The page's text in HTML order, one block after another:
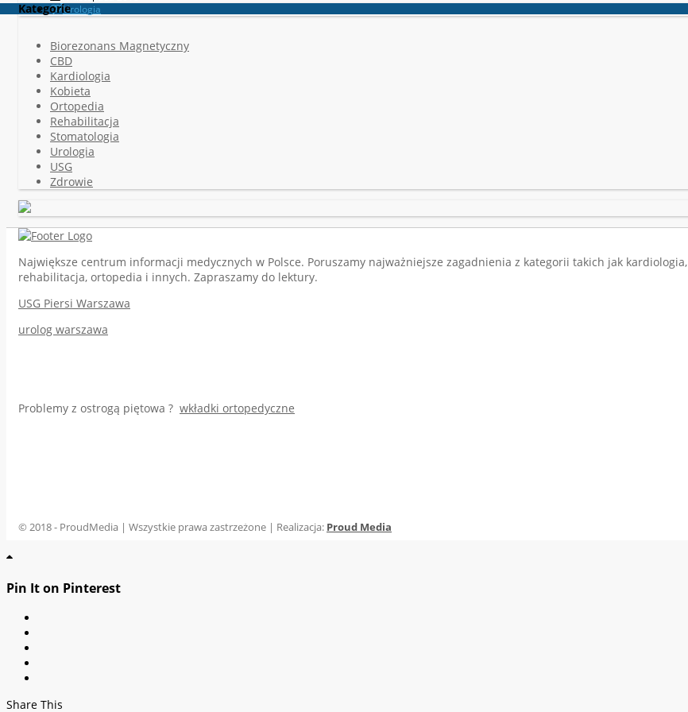
Urologia
Kategorie
Biorezonans Magnetyczny
CBD
Kardiologia
Kobieta
Ortopedia
Rehabilitacja
Stomatologia
Urologia
USG
Zdrowie
Największe centrum informacji medycznych w Polsce. Poruszamy najważniejsze zagadnienia z kategorii takich jak kardiologia,
rehabilitacja, ortopedia i innych. Zapraszamy do lektury.
USG Piersi Warszawa
urolog warszawa
Problemy z ostrogą piętowa ? wkładki ortopedyczne
© 2018 - ProudMedia | Wszystkie prawa zastrzeżone | Realizacja: Proud Media
Pin It on Pinterest
Share This